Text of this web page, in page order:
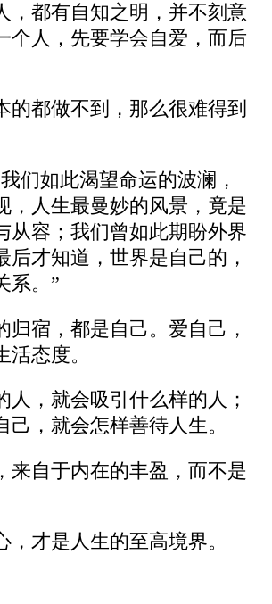
，都有自知之明，并不刻意
个人，先要学会自爱，而后
的都做不到，那么很难得到
们如此渴望命运的波澜，
，人生最曼妙的风景，竟是
从容；我们曾如此期盼外界
后才知道，世界是自己的，
系。”
归宿，都是自己。爱自己，
活态度。
人，就会吸引什么样的人；
己，就会怎样善待人生。
来自于内在的丰盈，而不是
，才是人生的至高境界。